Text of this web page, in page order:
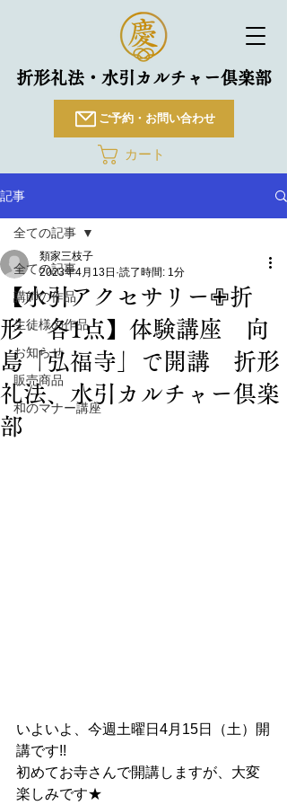
折形礼法・水引カルチャー倶楽部
ご予約・お問い合わせ
カート
記事
全ての記事
講師の作品
生徒様の作品
お知らせ
販売商品
和のマナー講座
全ての記事
【水引アクセサリー✙折
形 各1点】体験講座 向
島「弘福寺」で開講 折形
礼法、水引カルチャー倶楽
部
類家三枝子
2023年4月13日 読了時間: 1分
いよいよ、今週土曜日4月15日（土）開
講です!!
初めてお寺さんで開講しますが、大変
楽しみです★